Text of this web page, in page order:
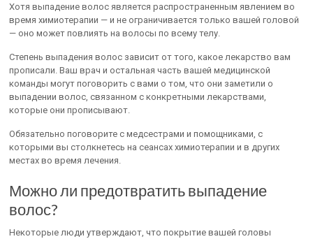
Хотя выпадение волос является распространенным явлением во
время химиотерапии — и не ограничивается только вашей головой
— оно может повлиять на волосы по всему телу.
Степень выпадения волос зависит от того, какое лекарство вам
прописали. Ваш врач и остальная часть вашей медицинской
команды могут поговорить с вами о том, что они заметили о
выпадении волос, связанном с конкретными лекарствами,
которые они прописывают.
Обязательно поговорите с медсестрами и помощниками, с
которыми вы столкнетесь на сеансах химиотерапии и в других
местах во время лечения.
Можно ли предотвратить выпадение
волос?
Некоторые люди утверждают, что покрытие вашей головы